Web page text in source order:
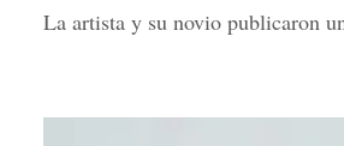
La artista y su novio publicaron